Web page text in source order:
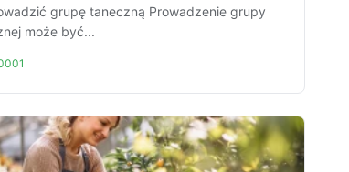
grupę taneczną Prowadzenie grupy
może być...